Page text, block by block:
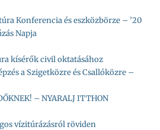
Konferencia és eszközbörze – ’20
Napja
kísérők civil oktatásához
a Szigetközre és Csallóközre –
– NYARALJ ITTHON
vízitúrázásról röviden